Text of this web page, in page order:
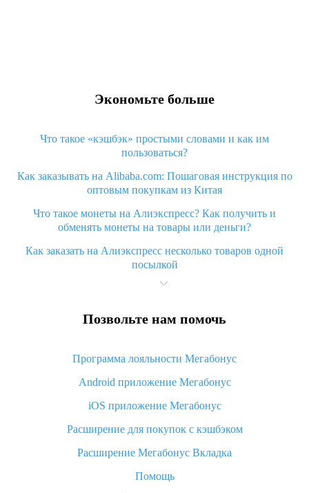
Экономьте больше
Что такое «кэшбэк» простыми словами и как им
пользоваться?
Как заказывать на Alibaba.com: Пошаговая инструкция по
оптовым покупкам из Китая
Что такое монеты на Алиэкспресс? Как получить и
обменять монеты на товары или деньги?
Как заказать на Алиэкспресс несколько товаров одной
посылкой
Что значит статус «Заказ закрыт» на Алиэкспресс и что
Что делать, если Алиэкспресс просит ввести паспортные
Как узнать, куда пришла посылка с Алиэкспресс
Вы отменили заказ на Алиэкспресс, когда вернут деньги?
Что такое баллы на Алиэкспресс, как их получить и
«AliExpress Standard Shipping»: что это за метод доставки и
как его отслеживать
Как покупать оптом на Алиэкспресс
Позвольте нам помочь
Программа лояльности Мегабонус
Android приложение Мегабонус
iOS приложение Мегабонус
Расширение для покупок с кэшбэком
Расширение Мегабонус Вкладка
Помощь